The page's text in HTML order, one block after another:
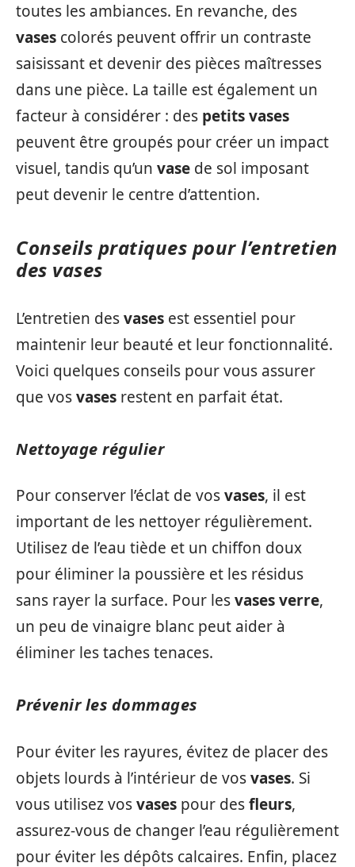
toutes les ambiances. En revanche, des
vases colorés peuvent offrir un contraste
saisissant et devenir des pièces maîtresses
dans une pièce. La taille est également un
facteur à considérer : des petits vases
peuvent être groupés pour créer un impact
visuel, tandis qu’un vase de sol imposant
peut devenir le centre d’attention.
Conseils pratiques pour l’entretien
des vases
L’entretien desvases est essentiel pour
maintenir leur beauté et leur fonctionnalité.
Voici quelques conseils pour vous assurer
que vosvases restent en parfait état.
Nettoyage régulier
Pour conserver l’éclat de vosvases, il est
important de les nettoyer régulièrement.
Utilisez de l’eau tiède et un chiffon doux
pour éliminer la poussière et les résidus
sans rayer la surface. Pour lesvases verre,
un peu de vinaigre blanc peut aider à
éliminer les taches tenaces.
Prévenir les dommages
Pour éviter les rayures, évitez de placer des
objets lourds à l’intérieur de vosvases. Si
vous utilisez vosvases pour desfleurs,
assurez-vous de changer l’eau régulièrement
pour éviter les dépôts calcaires. Enfin, placez